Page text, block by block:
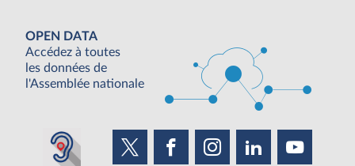
OPEN DATA
Accédez à toutes
les données de
l'Assemblée nationale